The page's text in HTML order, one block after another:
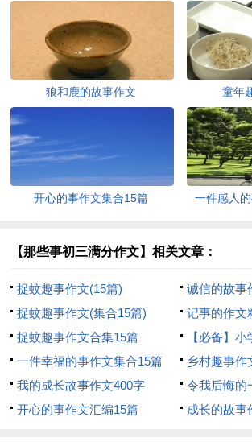
狼和鹿的故事作文 童年
开心的事作文集合15篇 一件感人
【那些事初三满分作文】相关文章：
捉蚊趣事作文(15篇)
诚信的故事
捉蚊趣事作文(集合15篇)
记事的作文
捉蚊趣事作文合集15篇
【必备】
篇
一件幸福的事作文集合15篇
乡村趣事作
我的成长故事作文400字
令我后悔的
篇
开心的事作文汇编15篇 成长的故事